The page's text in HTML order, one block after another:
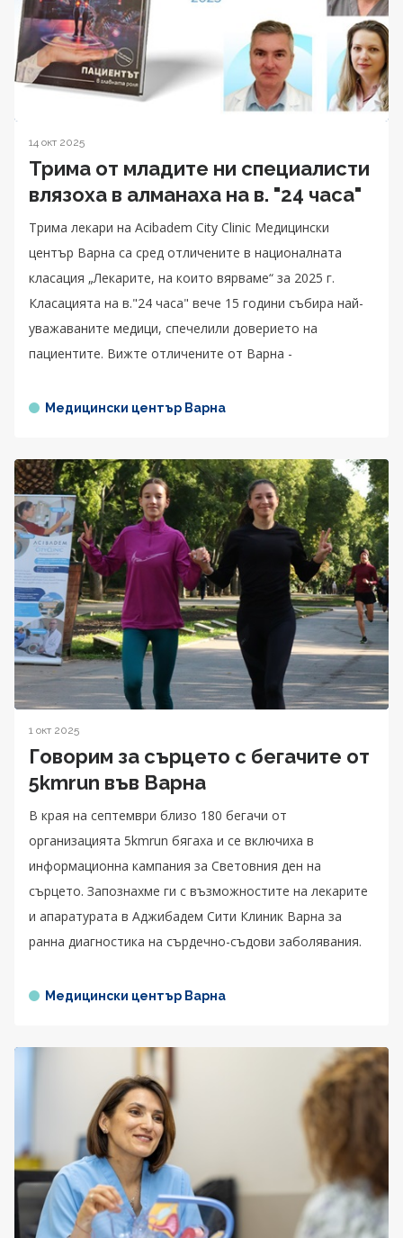
14 окт 2025
Трима от младите ни специалисти
влязоха в алманаха на в. "24 часа"
Трима лекари на Acibadem City Clinic Медицински
център Варна са сред отличените в националната
класация „Лекарите, на които вярваме“ за 2025 г.
Класацията на в."24 часа" вече 15 години събира най-
уважаваните медици, спечелили доверието на
пациентите. Вижте отличените от Варна -
Медицински център Варна
1 окт 2025
Говорим за сърцето с бегачите от
5kmrun във Варна
В края на септември близо 180 бегачи от
организацията 5kmrun бягаха и се включиха в
информационна кампания за Световния ден на
сърцето. Запознахме ги с възможностите на лекарите
и апаратурата в Аджибадем Сити Клиник Варна за
ранна диагностика на сърдечно-съдови заболявания.
Медицински център Варна